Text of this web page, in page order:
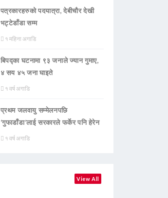
पत्रकारहरुको पदयात्रा, देबीचौर देखी
भट्टेडाँडा सम्म
१ महिना अगाडि
बिपद्का घटनामा ९३ जनाले ज्यान गुमाए,
४ सय ४५ जना घाइते
१ वर्ष अगाडि
प्रथम जलवायु सम्मेलनपछि
‘गुफाडाँडा’लाई सरकारले फर्केर पनि हेरेन
१ वर्ष अगाडि
View All